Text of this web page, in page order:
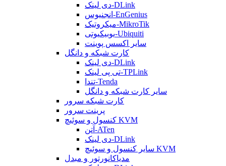
دی لینک-DLink
انجنیوس-EnGenius
میکروتیک-MikroTik
یوبیکیوتی-Ubiquiti
سایر اکسس پوینت
کارت شبکه و دانگل
دی لینک-DLink
تی پی لینک-TPLink
تندا-Tenda
سایر کارت شبکه و دانگل
کارت شبکه سرور
پرینت سرور
کنسول و سوئیچ KVM
آتن-ATen
دی لینک-DLink
سایر کنسول و سوئیچ KVM
مدیاکانورتور و مبدل